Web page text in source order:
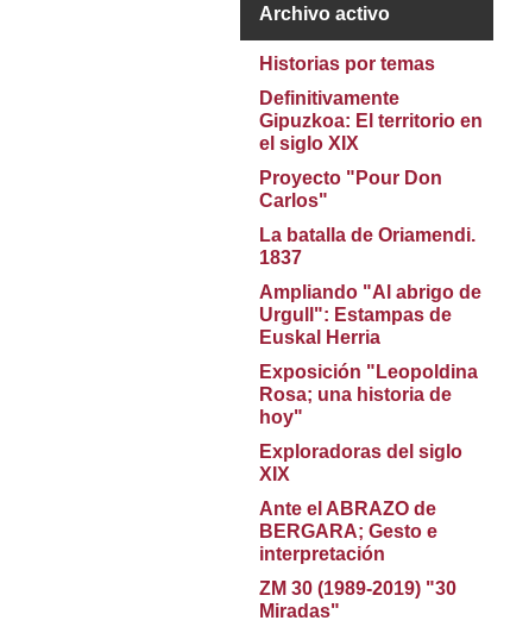
Archivo activo
Historias por temas
Definitivamente
Gipuzkoa: El territorio en
el siglo XIX
Proyecto "Pour Don
Carlos"
La batalla de Oriamendi.
1837
Ampliando "Al abrigo de
Urgull": Estampas de
Euskal Herria
Exposición "Leopoldina
Rosa; una historia de
hoy"
Exploradoras del siglo
XIX
Ante el ABRAZO de
BERGARA; Gesto e
interpretación
ZM 30 (1989-2019) "30
Miradas"